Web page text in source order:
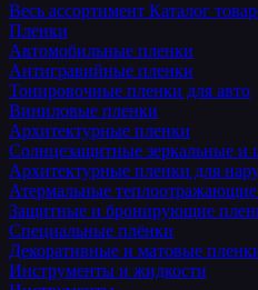
Весь ассортимент Каталог
Пленки
Автомобильные пленки
Антигравийные пленки
Тонировочные пленки для авто
Виниловые пленки
Архитектурные пленки
Солнцезащитные зеркальные и
Архитектурные пленки для
Атермальные
Защитные и бронирующие
Специальные плёнки
Декоративные и матовые
Инструменты и жидкости